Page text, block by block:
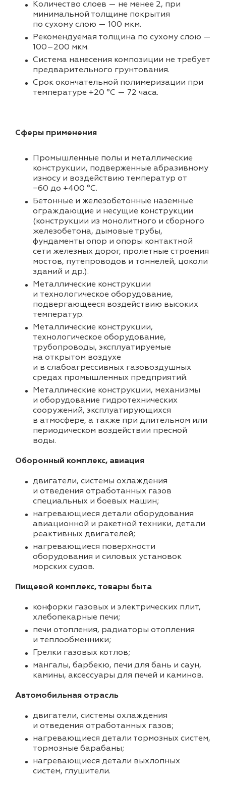
Количество слоев — не менее 2, при
минимальной толщине покрытия
по сухому слою — 100 мкм.
Рекомендуемая толщина по сухому слою —
100–200 мкм.
Система нанесения композиции не требует
предварительного грунтования.
Срок окончательной полимеризации при
температуре +20 °C — 72 часа.
Сферы применения
Промышленные полы и металлические
конструкции, подверженные абразивному
износу и воздействию температур от
−60 до +400 °C.
Бетонные и железобетонные наземные
ограждающие и несущие конструкции
(конструкции из монолитного и сборного
железобетона, дымовые трубы,
фундаменты опор и опоры контактной
сети железных дорог, пролетные строения
мостов, путепроводов и тоннелей, цоколи
зданий и др.).
Металлические конструкции
и технологическое оборудование,
подвергающееся воздействию высоких
температур.
Металлические конструкции,
технологическое оборудование,
трубопроводы, эксплуатируемые
на открытом воздухе
и в слабоагрессивных газовоздушных
средах промышленных предприятий.
Металлические конструкции, механизмы
и оборудование гидротехнических
сооружений, эксплуатирующихся
в атмосфере, а также при длительном или
периодическом воздействии пресной
воды.
Оборонный комплекс, авиация
двигатели, системы охлаждения
и отведения отработанных газов
специальных и боевых машин;
нагревающиеся детали оборудования
авиационной и ракетной техники, детали
реактивных двигателей;
нагревающиеся поверхности
оборудования и силовых установок
морских судов.
Пищевой комплекс, товары быта
конфорки газовых и электрических плит,
хлебопекарные печи;
печи отопления, радиаторы отопления
и теплообменники;
Грелки газовых котлов;
мангалы, барбекю, печи для бань и саун,
камины, аксессуары для печей и каминов.
Автомобильная отрасль
двигатели, системы охлаждения
и отведения отработанных газов;
нагревающиеся детали тормозных систем,
тормозные барабаны;
нагревающиеся детали выхлопных
систем, глушители.